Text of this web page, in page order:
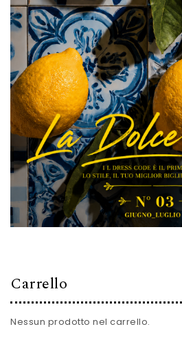
Carrello
Nessun prodotto nel carrello.